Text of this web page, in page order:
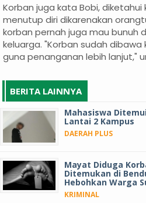
Korban juga kata Bobi, diketahui
menutup diri dikarenakan
korban pernah juga mau bunuh
keluarga. "Korban sudah dibawa
guna penanganan lebih lanjut,"
BERITA LAINNYA
Mahasiswa
Lantai 2 Kampus
DAERAH PLUS
Mayat Diduga
Ditemukan di
Hebohkan Warga
KRIMINAL